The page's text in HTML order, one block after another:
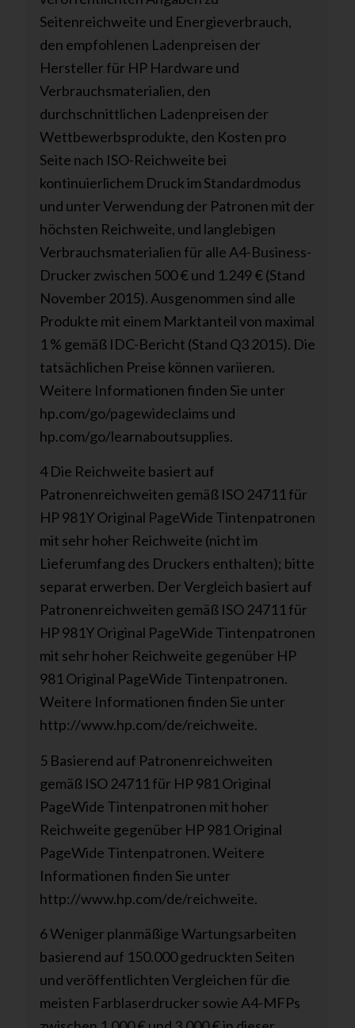
Seitenreichweite und Energieverbrauch,
den empfohlenen Ladenpreisen der
Hersteller für HP Hardware und
Verbrauchsmaterialien, den
durchschnittlichen Ladenpreisen der
Wettbewerbsprodukte, den Kosten pro
Seite nach ISO-Reichweite bei
kontinuierlichem Druck im Standardmodus
und unter Verwendung der Patronen mit der
höchsten Reichweite, und langlebigen
Verbrauchsmaterialien für alle A4-Business-
Drucker zwischen 500 € und 1.249 € (Stand
November 2015). Ausgenommen sind alle
Produkte mit einem Marktanteil von maximal
1 % gemäß IDC-Bericht (Stand Q3 2015). Die
tatsächlichen Preise können variieren.
Weitere Informationen finden Sie unter
hp.com/go/pagewideclaims und
hp.com/go/learnaboutsupplies.
4 Die Reichweite basiert auf
Patronenreichweiten gemäß ISO 24711 für
HP 981Y Original PageWide Tintenpatronen
mit sehr hoher Reichweite (nicht im
Lieferumfang des Druckers enthalten); bitte
separat erwerben. Der Vergleich basiert auf
Patronenreichweiten gemäß ISO 24711 für
HP 981Y Original PageWide Tintenpatronen
mit sehr hoher Reichweite gegenüber HP
981 Original PageWide Tintenpatronen.
Weitere Informationen finden Sie unter
http://www.hp.com/de/reichweite.
5 Basierend auf Patronenreichweiten
gemäß ISO 24711 für HP 981 Original
PageWide Tintenpatronen mit hoher
Reichweite gegenüber HP 981 Original
PageWide Tintenpatronen. Weitere
Informationen finden Sie unter
http://www.hp.com/de/reichweite.
6 Weniger planmäßige Wartungsarbeiten
basierend auf 150.000 gedruckten Seiten
und veröffentlichten Vergleichen für die
meisten Farblaserdrucker sowie A4-MFPs